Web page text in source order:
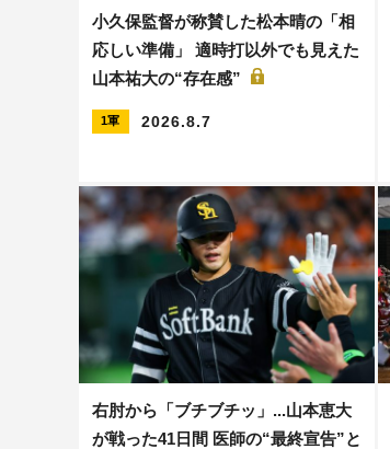
小久保監督が称賛した松本晴の「相
応しい準備」 適時打以外でも見えた
山本祐大の“存在感”
1軍 2026.8.7
右肘から「ブチブチッ」...山本恵大
が戦った41日間 医師の“最終宣告”と